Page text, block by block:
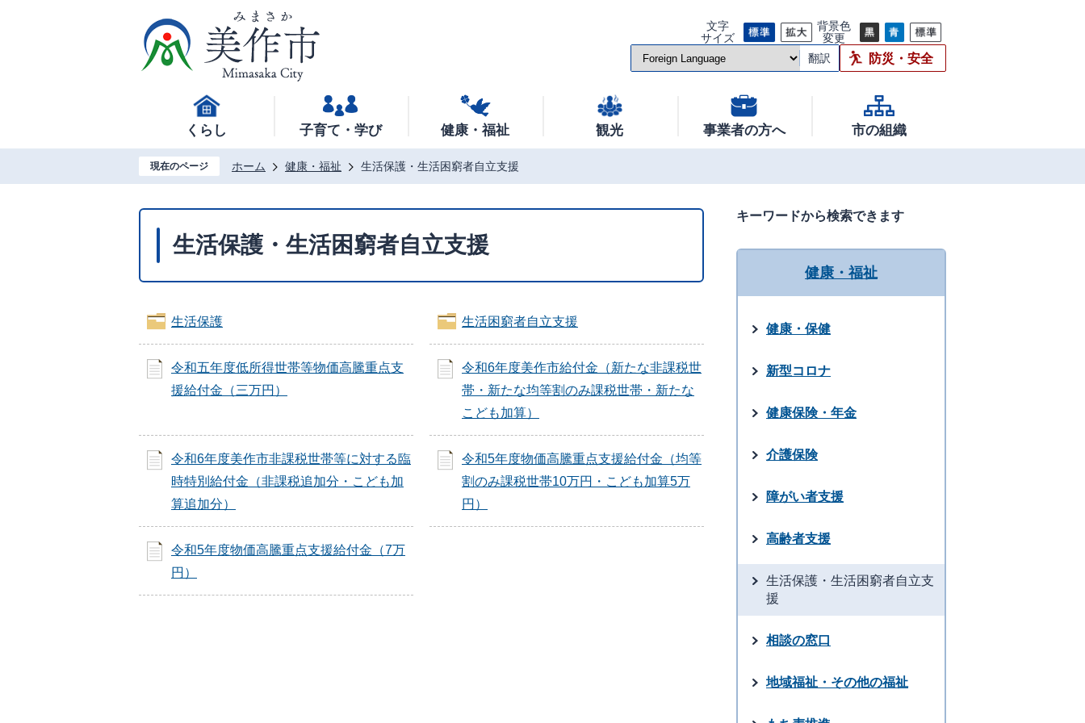
文字
サイズ
背景色
変更
翻訳
防災・安全
くらし 子育て・学び 健康・福祉 観光 事業者の方へ 市の組織
現在のページ ホーム 健康・福祉 生活保護・生活困窮者自立支援
生活保護・生活困窮者自立支援
生活保護 生活困窮者自立支援
令和五年度低所得世帯等物価高騰重点支
援給付金（三万円）
令和6年度美作市給付金（新たな非課税世
帯・新たな均等割のみ課税世帯・新たな
こども加算）
令和6年度美作市非課税世帯等に対する臨
時特別給付金（非課税追加分・こども加
算追加分）
令和5年度物価高騰重点支援給付金（均等
割のみ課税世帯10万円・こども加算5万
円）
令和5年度物価高騰重点支援給付金（7万
円）
キーワードから検索できます
健康・福祉
健康・保健
新型コロナ
健康保険・年金
介護保険
障がい者支援
高齢者支援
生活保護・生活困窮者自立支
援
相談の窓口
地域福祉・その他の福祉